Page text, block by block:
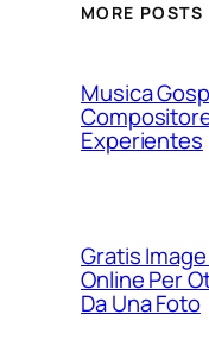
MORE POSTS
Musica
Experientes
Gratis
Online Per
Da Una Foto